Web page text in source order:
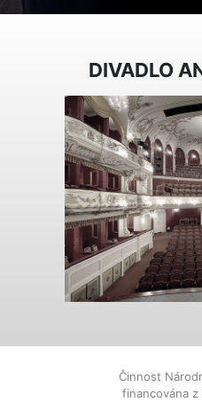
DIVADLO
Činnost
financována z